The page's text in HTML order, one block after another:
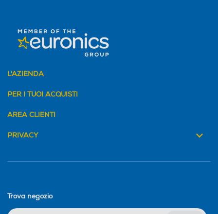
L'AZIENDA
PER I TUOI ACQUISTI
AREA CLIENTI
PRIVACY
Trova negozio